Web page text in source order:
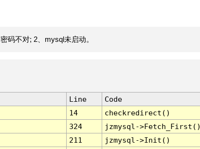
码不对; 2、mysql未启动。
Line
Code
14
checkredirect()
324
jzmysql-
211
jzmysql->Init()